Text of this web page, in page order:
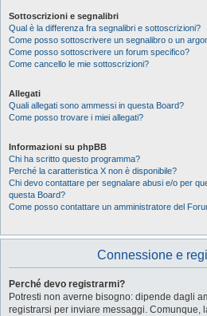
Sottoscrizioni e segnalibri
Qual è la differenza fra segnalibri e sottoscrizioni?
Come posso sottoscrivere un segnalibro o un
Come posso sottoscrivere un forum specifico?
Come cancello le mie sottoscrizioni?
Allegati
Quali allegati sono ammessi in questa Board?
Come posso trovare i miei allegati?
Informazioni su phpBB
Chi ha scritto questo programma?
Perché la caratteristica X non è disponibile?
Chi devo contattare per segnalare abusi e/o per
questa Board?
Come posso contattare un amministratore del
Connessione e
Perché devo registrarmi?
Potresti non averne bisogno: dipende dagli
registrarsi per inviare messaggi. Comunque,